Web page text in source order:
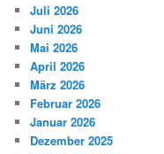
Juli 2026
Juni 2026
Mai 2026
April 2026
März 2026
Februar 2026
Januar 2026
Dezember 2025